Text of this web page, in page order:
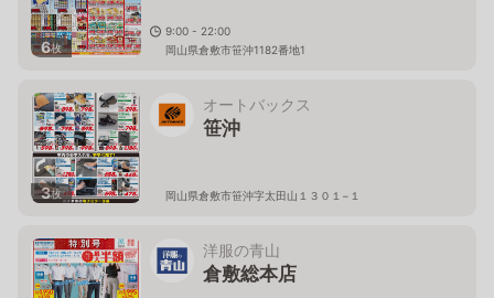
6枚
9:00 - 22:00
岡山県倉敷市笹沖1182番地1
3枚
オートバックス
笹沖
岡山県倉敷市笹沖字太田山１３０１−１
洋服の青山
倉敷総本店